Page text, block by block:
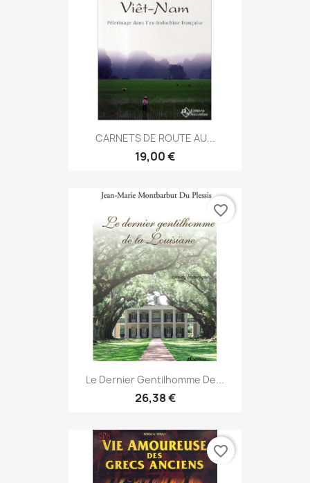
CARNETS DE ROUTE AU...
19,00 €
Le Dernier Gentilhomme De...
26,38 €
favorite_border
favorite_border